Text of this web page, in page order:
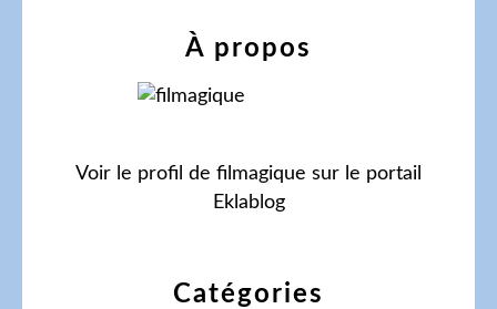
Catégories
À propos
Voir le profil de filmagique sur le portail
Eklablog